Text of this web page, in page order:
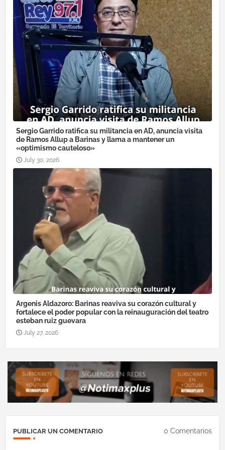
Sergio Garrido ratifica su militancia en AD, anuncia visita
de Ramos Allup a Barinas y llama a mantener un
«optimismo cauteloso»
July 30, 2026
Argenis Aldazoro: Barinas reaviva su corazón cultural y
fortalece el poder popular con la reinauguración del teatro
esteban ruiz guevara
July 27, 2026
PUBLICAR UN COMENTARIO 0 Comentarios